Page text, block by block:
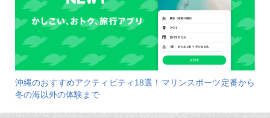
沖縄のおすすめアクティビティ18選！マリンスポーツ定番から
冬の海以外の体験まで